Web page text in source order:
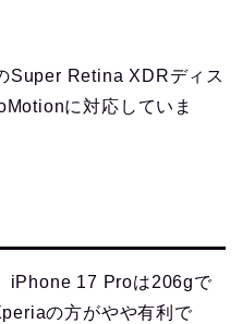
Super Retina XDRディス
に対応していま
iPhone 17 Proは206gで
の方がやや有利で